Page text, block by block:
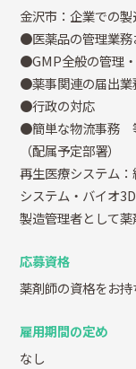
金沢市：企業での製
●医薬品の管理業
●GMP全般の管理
●薬事関連の届出業
●行政の対応
●簡単な物流事務
（配属予定部署）
再生医療システム
システム・バイオ
製造管理者として薬
応募資格
薬剤師の資格をお
雇用期間の定め
なし